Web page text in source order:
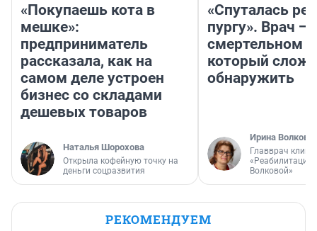
«Покупаешь кота в
мешке»:
предприниматель
рассказала, как на
самом деле устроен
бизнес со складами
дешевых товаров
Наталья Шорохова
Открыла кофейную точку на
деньги соцразвития
«Спуталась
пургу». Врач —
смертельном
который
обнаружить
Ирина Волкова
Главврач
«Реабилитация
Волковой»
РЕКОМЕНДУЕМ